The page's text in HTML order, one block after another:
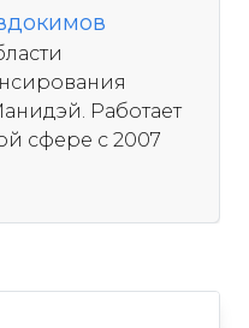
Работает
сфере с 2007